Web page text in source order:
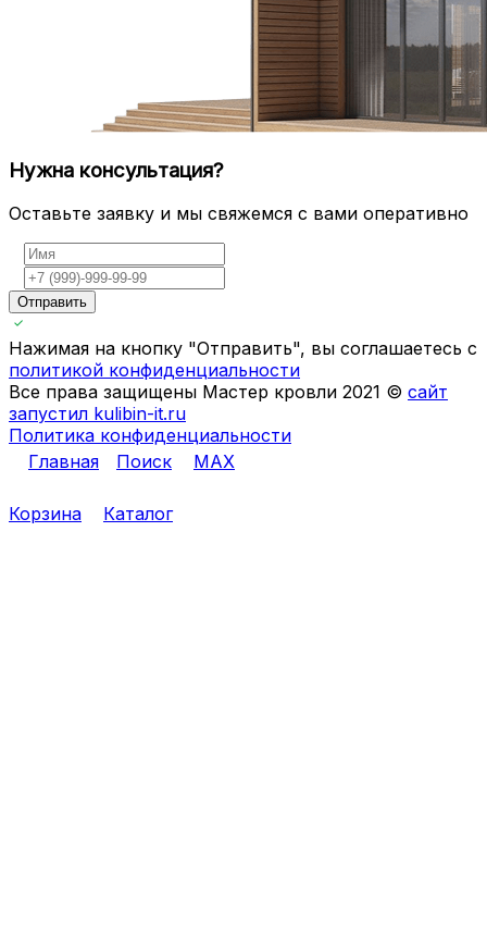
Нужна консультация?
Оставьте заявку и мы свяжемся с вами оперативно
Отправить
Нажимая на кнопку "Отправить", вы соглашаетесь с
политикой конфиденциальности
Все права защищены Мастер кровли 2021 © сайт
запустил kulibin-it.ru
Политика конфиденциальности
Главная
Поиск MAX
Корзина Каталог